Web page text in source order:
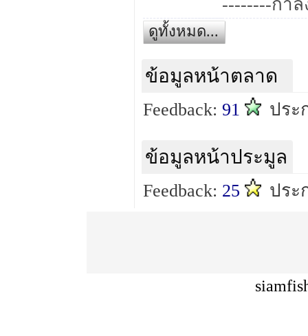
ดูทั้งหมด...
ข้อมูลหน้าตลาด
Feedback: 91 ปร
ข้อมูลหน้าประมูล
Feedback: 25 ปร